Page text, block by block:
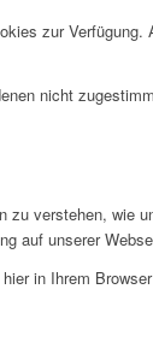
zur
nicht
verstehen,
auf unserer
in Ihrem